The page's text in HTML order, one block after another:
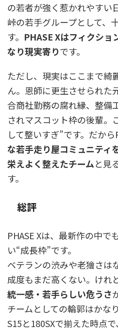
の若者が強く惹かれやすい
峠の若手グループとして、
す。 PHASE Xはフィクシ
なり現実寄りです。
ただし、現実はここまで綺
ん。恩師に更生させられた
合商社勤務の腐れ縁、整備
されマスコット枠の後輩。
して整いすぎ”です。だから
な若手走り屋コミュニティ
栄えよく整えたチームと見
す。
総評
PHASE Xは、最新作の中で
い“成長枠”です。
ベテランの渋みや老獪さは
成度もまだ高くない。けれど
統一感・若手らしい危うさ
チームとしての輪郭はかな
S15と180SXで揃えた時点